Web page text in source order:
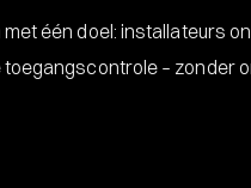
één doel: installateurs
– zonder